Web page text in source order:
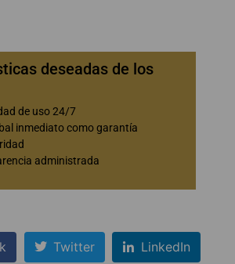
deseadas de los
de uso 24/7
inmediato como garantía
administrada
Twitter LinkedIn